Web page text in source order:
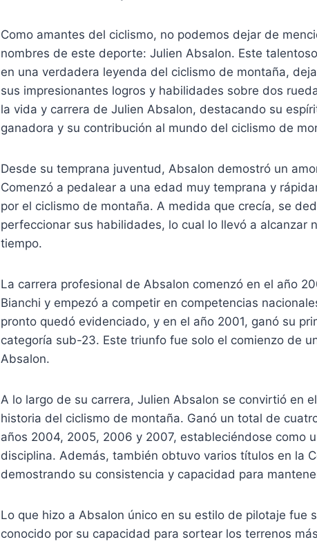
Como amantes del ciclismo, no podemos dejar de
nombres de este deporte: Julien Absalon. Este
en una verdadera leyenda del ciclismo de montaña,
sus impresionantes logros y habilidades sobre dos
la vida y carrera de Julien Absalon, destacando su
ganadora y su contribución al mundo del ciclismo de
Desde su temprana juventud, Absalon demostró un
Comenzó a pedalear a una edad muy temprana y
por el ciclismo de montaña. A medida que crecía, se
perfeccionar sus habilidades, lo cual lo llevó a alcanzar
tiempo.
La carrera profesional de Absalon comenzó en el año
Bianchi y empezó a competir en competencias
pronto quedó evidenciado, y en el año 2001, ganó su
categoría sub-23. Este triunfo fue solo el comienzo de
Absalon.
A lo largo de su carrera, Julien Absalon se convirtió en
historia del ciclismo de montaña. Ganó un total de
años 2004, 2005, 2006 y 2007, estableciéndose como
disciplina. Además, también obtuvo varios títulos en la
demostrando su consistencia y capacidad para
Lo que hizo a Absalon único en su estilo de pilotaje fue
conocido por su capacidad para sortear los terrenos